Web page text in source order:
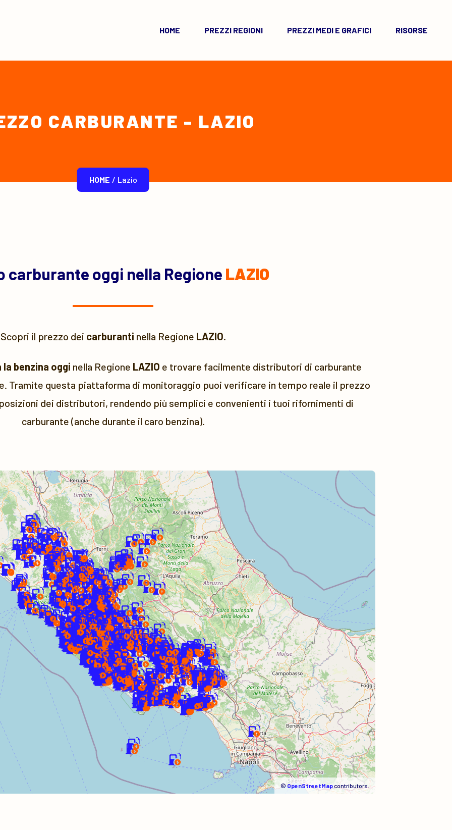
HOME PREZZI REGIONI PREZZI MEDI E GRAFICI RISORSE
CARBURANTE - LAZIO
HOME / Lazio
carburante oggi nella Regione LAZIO
Scopri il prezzo dei carburanti nella Regione LAZIO.
benzina oggi nella Regione LAZIO e trovare facilmente distributori di carburante
Tramite questa piattaforma di monitoraggio puoi verificare in tempo reale il prezzo
dei distributori, rendendo più semplici e convenienti i tuoi rifornimenti di
carburante (anche durante il caro benzina).
©OpenStreetMapcontributors.